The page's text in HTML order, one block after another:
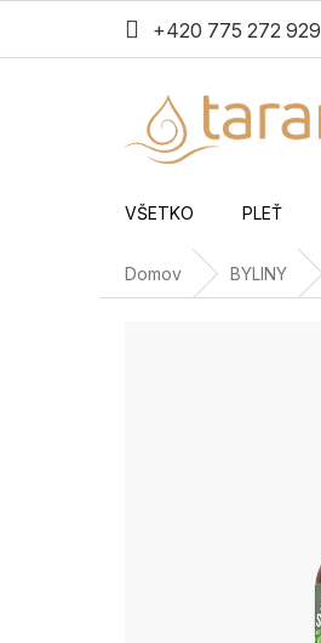
obsah
+420 775 272 929
VŠETKO PLEŤ
Domov BYLINY